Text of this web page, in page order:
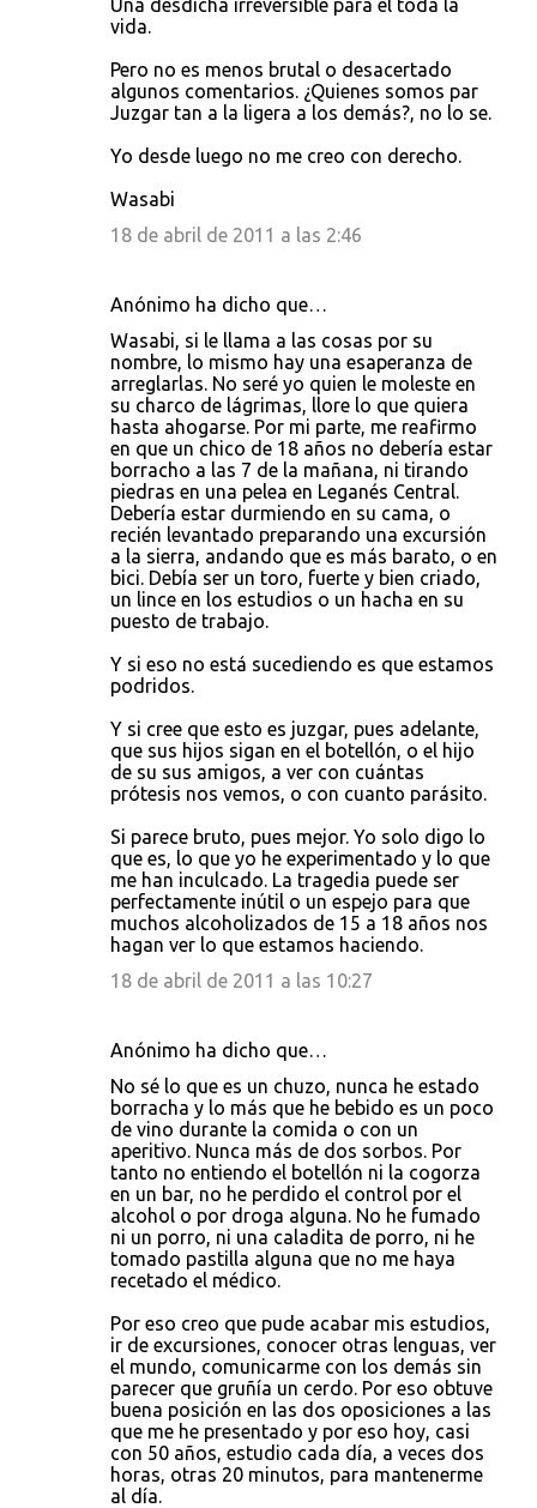
Una desdicha irreversible para el toda la
vida.
Pero no es menos brutal o desacertado
algunos comentarios. ¿Quienes somos par
Juzgar tan a la ligera a los demás?, no lo se.
Yo desde luego no me creo con derecho.
Wasabi
18 de abril de 2011 a las 2:46
Anónimo ha dicho que…
Wasabi, si le llama a las cosas por su
nombre, lo mismo hay una esaperanza de
arreglarlas. No seré yo quien le moleste en
su charco de lágrimas, llore lo que quiera
hasta ahogarse. Por mi parte, me reafirmo
en que un chico de 18 años no debería estar
borracho a las 7 de la mañana, ni tirando
piedras en una pelea en Leganés Central.
Debería estar durmiendo en su cama, o
recién levantado preparando una excursión
a la sierra, andando que es más barato, o en
bici. Debía ser un toro, fuerte y bien criado,
un lince en los estudios o un hacha en su
puesto de trabajo.
Y si eso no está sucediendo es que estamos
podridos.
Y si cree que esto es juzgar, pues adelante,
que sus hijos sigan en el botellón, o el hijo
de su sus amigos, a ver con cuántas
prótesis nos vemos, o con cuanto parásito.
Si parece bruto, pues mejor. Yo solo digo lo
que es, lo que yo he experimentado y lo que
me han inculcado. La tragedia puede ser
perfectamente inútil o un espejo para que
muchos alcoholizados de 15 a 18 años nos
hagan ver lo que estamos haciendo.
18 de abril de 2011 a las 10:27
Anónimo ha dicho que…
No sé lo que es un chuzo, nunca he estado
borracha y lo más que he bebido es un poco
de vino durante la comida o con un
aperitivo. Nunca más de dos sorbos. Por
tanto no entiendo el botellón ni la cogorza
en un bar, no he perdido el control por el
alcohol o por droga alguna. No he fumado
ni un porro, ni una caladita de porro, ni he
tomado pastilla alguna que no me haya
recetado el médico.
Por eso creo que pude acabar mis estudios,
ir de excursiones, conocer otras lenguas, ver
el mundo, comunicarme con los demás sin
parecer que gruñía un cerdo. Por eso obtuve
buena posición en las dos oposiciones a las
que me he presentado y por eso hoy, casi
con 50 años, estudio cada día, a veces dos
horas, otras 20 minutos, para mantenerme
al día.